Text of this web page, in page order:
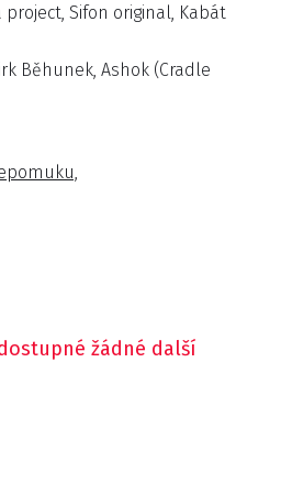
project, Sifon original, Kabát
Běhunek, Ashok (Cradle
žádné další